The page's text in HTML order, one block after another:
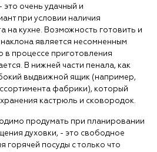
это очень удачный и
при условии наличия
на кухне. Возможность готовить и
является несомненным
в процессе приготовления
В нижней части пенала, как
выдвижной ящик (например,
фабрики), который
кастрюль и сковородок.
продумать при планировании
духовки, - это свободное
горячей посуды с только что